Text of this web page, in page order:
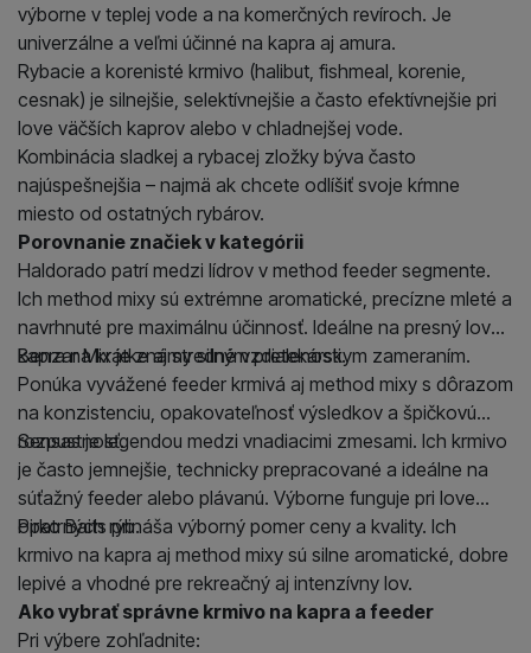
výborne v teplej vode a na komerčných revíroch. Je
univerzálne a veľmi účinné na kapra aj amura.
Rybacie a korenisté krmivo (halibut, fishmeal, korenie,
cesnak) je silnejšie, selektívnejšie a často efektívnejšie pri
love väčších kaprov alebo v chladnejšej vode.
Kombinácia sladkej a rybacej zložky býva často
najúspešnejšia – najmä ak chcete odlíšiť svoje kŕmne
miesto od ostatných rybárov.
Porovnanie značiek v kategórii
Haldorado patrí medzi lídrov v method feeder segmente.
Ich method mixy sú extrémne aromatické, precízne mleté a
navrhnuté pre maximálnu účinnosť. Ideálne na presný lov
kapra na krátke aj stredné vzdialenosti.
Benzar Mix je známy silným pretekárskym zameraním.
Ponúka vyvážené feeder krmivá aj method mixy s dôrazom
na konzistenciu, opakovateľnosť výsledkov a špičkovú
rozpustnosť.
Sensas je legendou medzi vnadiacimi zmesami. Ich krmivo
je často jemnejšie, technicky prepracované a ideálne na
súťažný feeder alebo plávanú. Výborne funguje pri love
opatrných rýb.
Pirko Baits prináša výborný pomer ceny a kvality. Ich
krmivo na kapra aj method mixy sú silne aromatické, dobre
lepivé a vhodné pre rekreačný aj intenzívny lov.
Ako vybrať správne krmivo na kapra a feeder
Pri výbere zohľadnite: